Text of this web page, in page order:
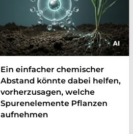
Ein einfacher chemischer
Abstand könnte dabei helfen,
vorherzusagen, welche
Spurenelemente Pflanzen
aufnehmen